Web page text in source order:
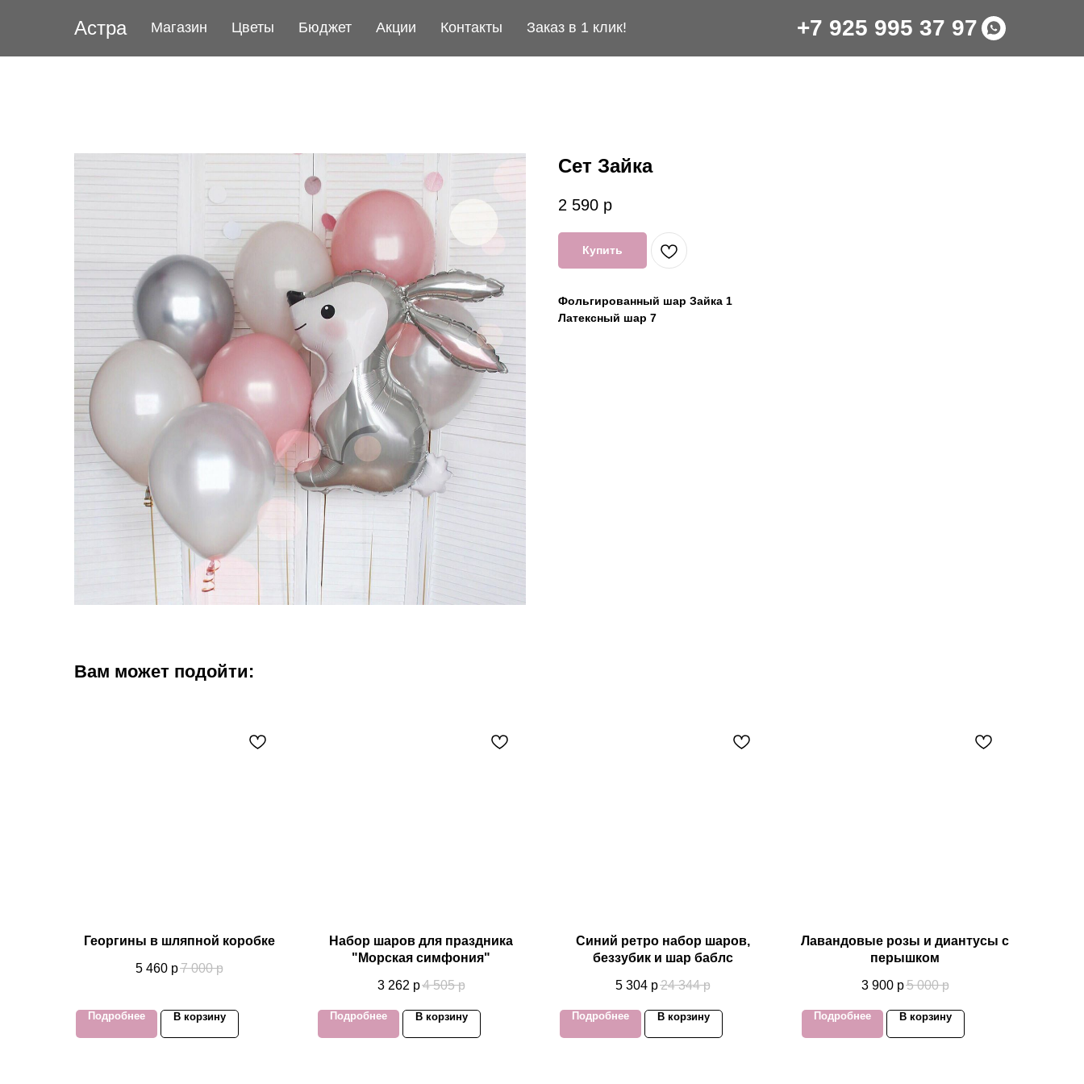
Астра Магазин Цветы Бюджет Акции Контакты Заказ в 1 клик! +7 925 995 37 97
Сет Зайка
2 590 р
Купить
Фольгированный шар Зайка 1
Латексный шар 7
Вам может подойти:
Георгины в шляпной коробке
5 460 р7 000 р
Подробнее В корзину
Набор шаров для праздника
"Морская симфония"
3 262 р4 505 р
Подробнее В корзину
Синий ретро набор шаров,
беззубик и шар баблс
5 304 р24 344 р
Подробнее В корзину
Лавандовые розы и диантусы с
перышком
3 900 р5 000 р
Подробнее В корзину